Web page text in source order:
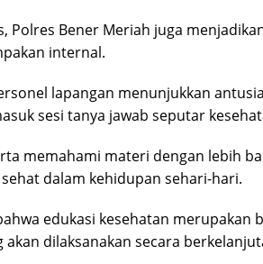
Polres Bener Meriah juga
internal.
lapangan menunjukkan
sesi tanya jawab seputar
memahami materi dengan lebih
dalam kehidupan sehari-hari.
edukasi kesehatan merupakan
dilaksanakan secara